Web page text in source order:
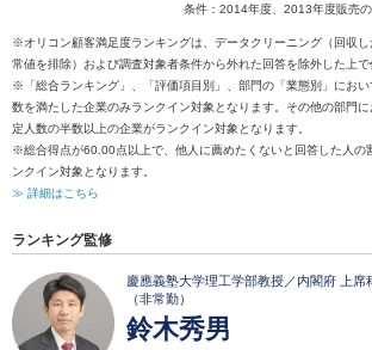
条件：2014年度、2013年度販売
※オリコン顧客満足度ランキングは、データクリーニング（回収
常値を排除）および調査対象者条件から外れた回答を除外した上で
※「総合ランキング」、「評価項目別」、部門の「業態別」におい
数を満たした企業のみランクイン対象となります。その他の部門
定人数の半数以上の企業がランクイン対象となります。
※総合得点が60.00点以上で、他人に薦めたくないと回答した人の
ンクイン対象となります。
≫ 詳細はこちら
ランキング監修
慶應義塾大学理工学部教授／内閣府 上席
（非常勤）
鈴木秀男